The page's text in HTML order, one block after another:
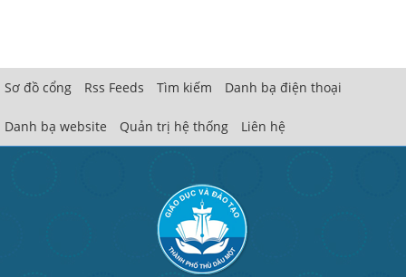
Sơ đồ cổng Rss Feeds Tìm kiếm Danh bạ điện thoại
Danh bạ website Quản trị hệ thống Liên hệ